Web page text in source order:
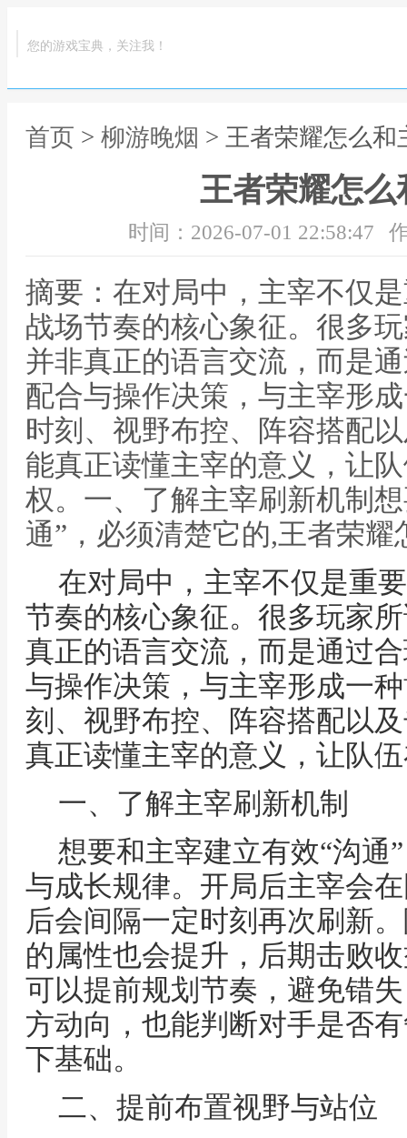
您的游戏宝典，关注我！
首页 > 柳游晚烟 > 王者荣耀怎么和
王者荣耀怎么
时间：2026-07-01 22:58:47
摘要：在对局中，主宰不仅
战场节奏的核心象征。很多
并非真正的语言交流，而是
配合与操作决策，与主宰形
时刻、视野布控、阵容搭配
能真正读懂主宰的意义，让
权。一、了解主宰刷新机制
通”，必须清楚它的,王者荣耀
在对局中，主宰不仅是重
节奏的核心象征。很多玩家
真正的语言交流，而是通过
与操作决策，与主宰形成一
刻、视野布控、阵容搭配以
真正读懂主宰的意义，让队
一、了解主宰刷新机制
想要和主宰建立有效“沟通
与成长规律。开局后主宰会
后会间隔一定时刻再次刷新
的属性也会提升，后期击败
可以提前规划节奏，避免错
方动向，也能判断对手是否
下基础。
二、提前布置视野与站位